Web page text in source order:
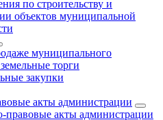
по строительству и
объектов муниципальной
муниципального
торги
закупки
акты администрации
правовые акты администрации